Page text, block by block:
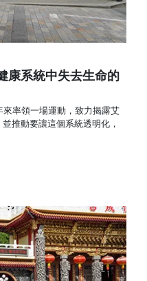
康系統中失去生命的
率領一場運動，致力揭露艾
推動要讓這個系統透明化，